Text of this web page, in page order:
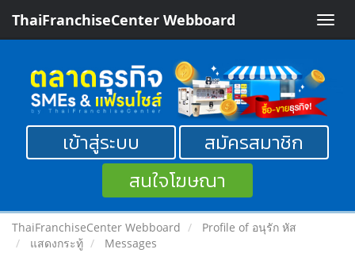
Toggle
ThaiFranchiseCenter Webboard
เข้าสู่ระบบ
สมัครสมาชิก
สนใจโฆษณา
ThaiFranchiseCenter Webboard
Profile of อนุรัก หัส
แสดงกระทู้
Messages